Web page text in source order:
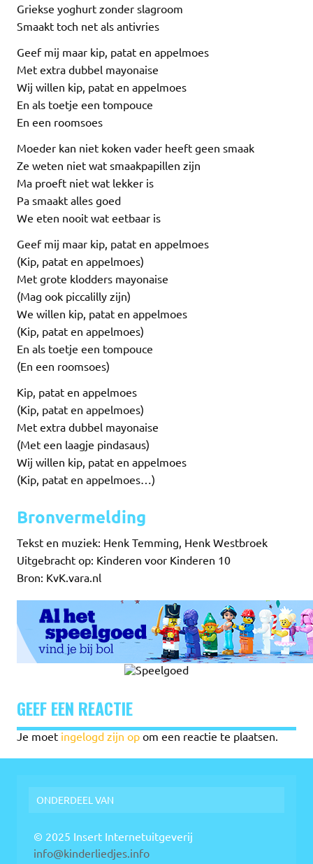
Griekse yoghurt zonder slagroom
Smaakt toch net als antivries
Geef mij maar kip, patat en appelmoes
Met extra dubbel mayonaise
Wij willen kip, patat en appelmoes
En als toetje een tompouce
En een roomsoes
Moeder kan niet koken vader heeft geen smaak
Ze weten niet wat smaakpapillen zijn
Ma proeft niet wat lekker is
Pa smaakt alles goed
We eten nooit wat eetbaar is
Geef mij maar kip, patat en appelmoes
(Kip, patat en appelmoes)
Met grote klodders mayonaise
(Mag ook piccalilly zijn)
We willen kip, patat en appelmoes
(Kip, patat en appelmoes)
En als toetje een tompouce
(En een roomsoes)
Kip, patat en appelmoes
(Kip, patat en appelmoes)
Met extra dubbel mayonaise
(Met een laagje pindasaus)
Wij willen kip, patat en appelmoes
(Kip, patat en appelmoes…)
Bronvermelding
Tekst en muziek: Henk Temming, Henk Westbroek
Uitgebracht op: Kinderen voor Kinderen 10
Bron: KvK.vara.nl
GEEF EEN REACTIE
Je moet ingelogd zijn op om een reactie te plaatsen.
ONDERDEEL VAN
© 2025 Insert Internetuitgeverij
info@kinderliedjes.info